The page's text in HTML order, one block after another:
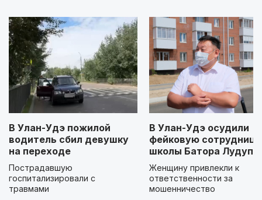
В Улан-Удэ пожилой
водитель сбил девушку
на переходе
Пострадавшую
госпитализировали с
травмами
В Улан-Удэ осудили
фейковую сотрудницу
школы Батора
Женщину привлекли к
ответственности за
мошенничество